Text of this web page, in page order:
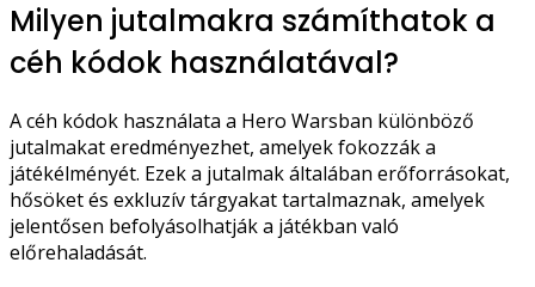
Milyen jutalmakra számíthatok a
céh kódok használatával?
A céh kódok használata a Hero Warsban különböző
jutalmakat eredményezhet, amelyek fokozzák a
játékélményét. Ezek a jutalmak általában erőforrásokat,
hősöket és exkluzív tárgyakat tartalmaznak, amelyek
jelentősen befolyásolhatják a játékban való
előrehaladását.